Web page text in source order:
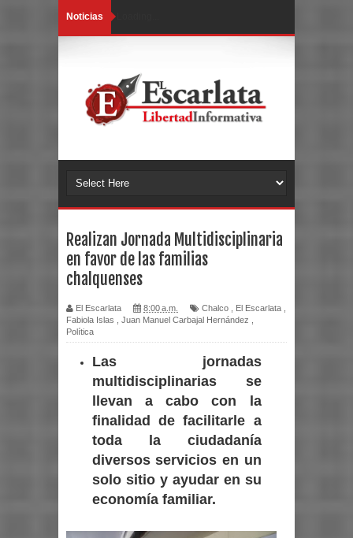
Noticias
Realizan Jornada Multidisciplinaria
en favor de las familias
chalquenses
El Escarlata 8:00 a.m. Chalco El Escarlata
Fabiola Islas
Juan Manuel Carbajal Hernández
Política
Las jornadas
multidisciplinarias se
llevan a cabo con la
finalidad de facilitarle a
toda la ciudadanía
diversos servicios en un
solo sitio y ayudar en su
economía familiar.